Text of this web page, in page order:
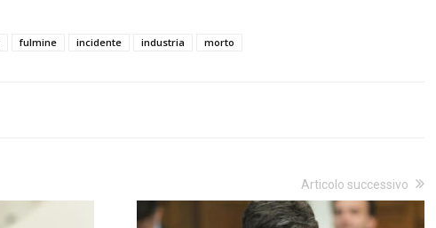
fulmine incidente industria morto
Articolo successivo